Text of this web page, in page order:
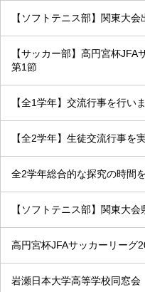
【ソフトテニス部】関東大会
【サッカー部】高円宮杯
第1節
【全1学年】交流行事を行い
【全2学年】生徒交流行事を
全2学年総合的な探究の時間
【ソフトテニス部】関東大
高円宮杯JFAサッカーリーグ
岩瀬日本大学高等学校同窓会